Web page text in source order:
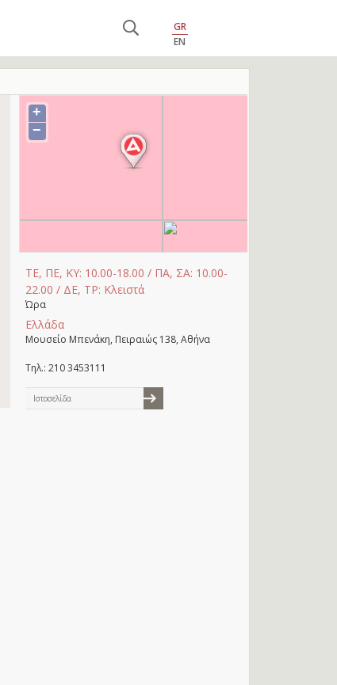
GR
EN
+
−
ΤΕ, ΠΕ, ΚΥ: 10.00-18.00 / ΠΑ, ΣΑ: 10.00-
22.00 / ΔΕ, ΤΡ: Κλειστά
Ώρα
Ελλάδα
Μουσείο Μπενάκη, Πειραιώς 138, Αθήνα
Τηλ.: 210 3453111
Ιστοσελίδα